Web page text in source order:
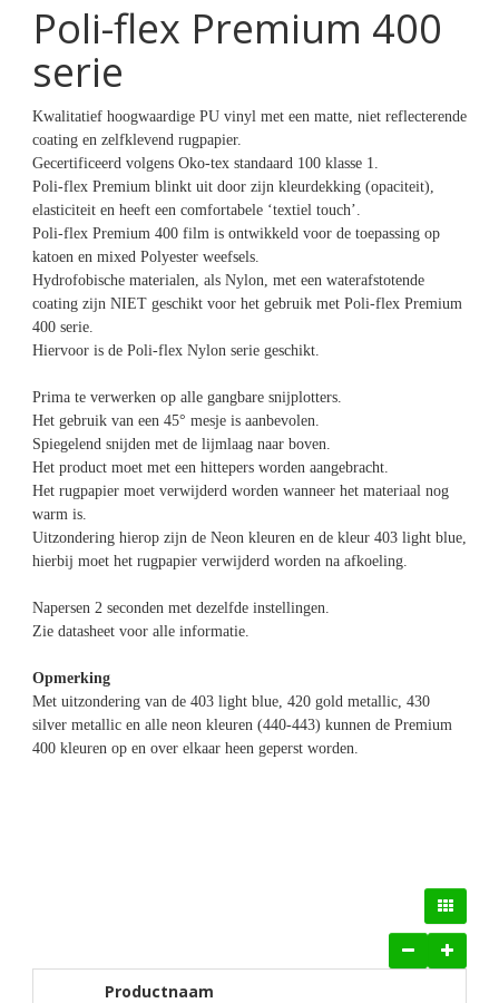
Poli-flex Premium 400
serie
Kwalitatief hoogwaardige PU vinyl met een matte, niet reflecterende
coating en zelfklevend rugpapier.
Gecertificeerd volgens Oko-tex standaard 100 klasse 1.
Poli-flex Premium blinkt uit door zijn kleurdekking (opaciteit),
elasticiteit en heeft een comfortabele ‘textiel touch’.
Poli-flex Premium 400 film is ontwikkeld voor de toepassing op
katoen en mixed Polyester weefsels.
Hydrofobische materialen, als Nylon, met een waterafstotende
coating zijn NIET geschikt voor het gebruik met Poli-flex Premium
400 serie.
Hiervoor is de Poli-flex Nylon serie geschikt.
Prima te verwerken op alle gangbare snijplotters.
Het gebruik van een 45° mesje is aanbevolen.
Spiegelend snijden met de lijmlaag naar boven.
Het product moet met een hittepers worden aangebracht.
Het rugpapier moet verwijderd worden wanneer het materiaal nog
warm is.
Uitzondering hierop zijn de Neon kleuren en de kleur 403 light blue,
hierbij moet het rugpapier verwijderd worden na afkoeling.
Napersen 2 seconden met dezelfde instellingen.
Zie datasheet voor alle informatie.
Opmerking
Met uitzondering van de 403 light blue, 420 gold metallic, 430
silver metallic en alle neon kleuren (440-443) kunnen de Premium
400 kleuren op en over elkaar heen geperst worden.
Productnaam